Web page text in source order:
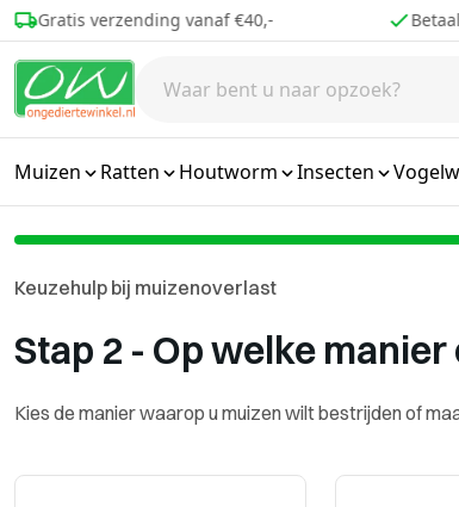
Ga naar de inhoud
Gratis verzending vanaf €40,-
Muizen Ratten Houtworm Insecten
Keuzehulp bij muizenoverlast
Stap 2 - Op welke
Kies de manier waarop u muizen wilt bestrijden of